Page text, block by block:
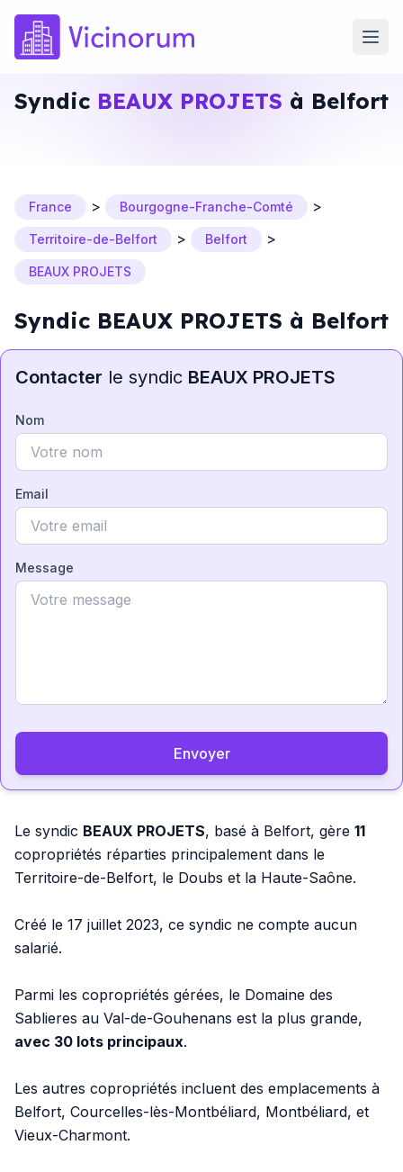
Syndic BEAUX PROJETS à Belfort
France > Bourgogne-Franche-Comté >
Territoire-de-Belfort > Belfort >
BEAUX PROJETS
Syndic BEAUX PROJETS à Belfort
Contacter le syndic BEAUX PROJETS
Nom
Email
Message
Envoyer
Le syndic BEAUX PROJETS, basé à Belfort, gère 11
copropriétés réparties principalement dans le
Territoire-de-Belfort, le Doubs et la Haute-Saône.
Créé le 17 juillet 2023, ce syndic ne compte aucun
salarié.
Parmi les copropriétés gérées, le Domaine des
Sablieres au Val-de-Gouhenans est la plus grande,
avec 30 lots principaux.
Les autres copropriétés incluent des emplacements à
Belfort, Courcelles-lès-Montbéliard, Montbéliard, et
Vieux-Charmont.